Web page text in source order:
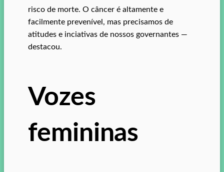
risco de morte. O câncer é altamente e
facilmente prevenível, mas precisamos de
atitudes e inciativas de nossos governantes —
destacou.
Vozes
femininas